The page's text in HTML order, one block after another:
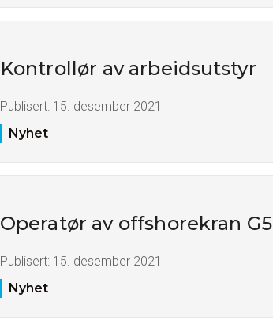
Kontrollør av arbeidsutstyr
Publisert: 15. desember 2021
Nyhet
Operatør av offshorekran G5
Publisert: 15. desember 2021
Nyhet